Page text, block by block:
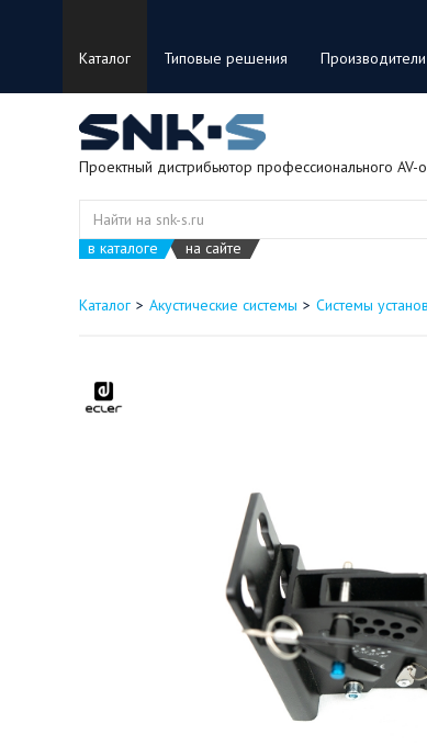
Каталог Типовые решения Производители
Проектный дистрибьютор профессионального AV-
в каталоге на сайте
Каталог Акустические системы Системы